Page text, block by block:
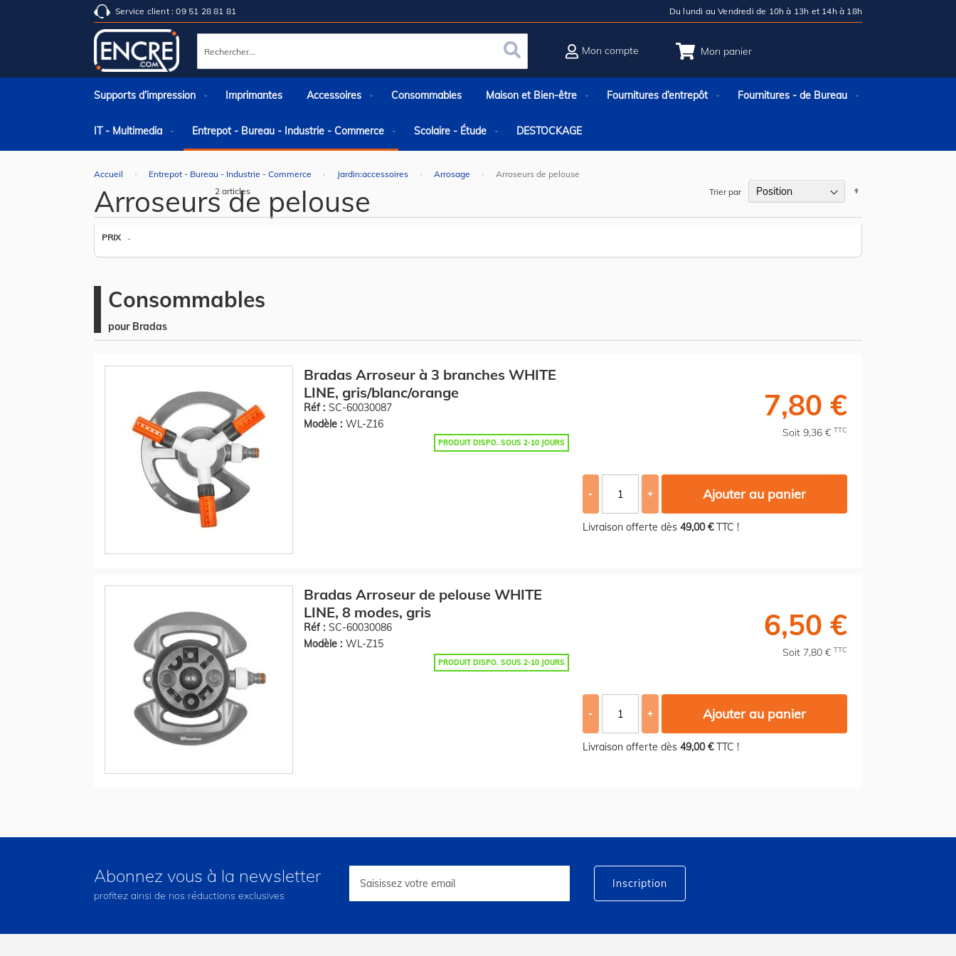
Service client : 09 51 28 81 81 Du lundi au Vendredi de 10h à 13h et 14h à 18h
Mon panier
Rechercher Rechercher
Mon compte
Supports d’impression Imprimantes Accessoires Consommables Maison et Bien-être Fournitures d’entrepôt Fournitures - de Bureau
IT - Multimedia Entrepot - Bureau - Industrie - Commerce Scolaire - Étude DESTOCKAGE
Accueil Entrepot - Bureau - Industrie - Commerce Jardin:accessoires Arrosage Arroseurs de pelouse
Arroseurs de pelouse
PRIX
2 articles Trier par
Consommables
pour Bradas
Bradas Arroseur à 3 branches WHITE
LINE, gris/blanc/orange
Réf : SC-60030087
Modèle : WL-Z16
PRODUIT DISPO. SOUS 2-10 JOURS
7,80 €
Soit 9,36 € TTC
- + Ajouter au panier
Livraison offerte dès 49,00 €TTC !
Bradas Arroseur de pelouse WHITE
LINE, 8 modes, gris
Réf : SC-60030086
Modèle : WL-Z15
PRODUIT DISPO. SOUS 2-10 JOURS
6,50 €
Soit 7,80 € TTC
- + Ajouter au panier
Livraison offerte dès 49,00 €TTC !
Abonnez vous à la newsletter
profitez ainsi de nos réductions exclusives
lettre
Inscription